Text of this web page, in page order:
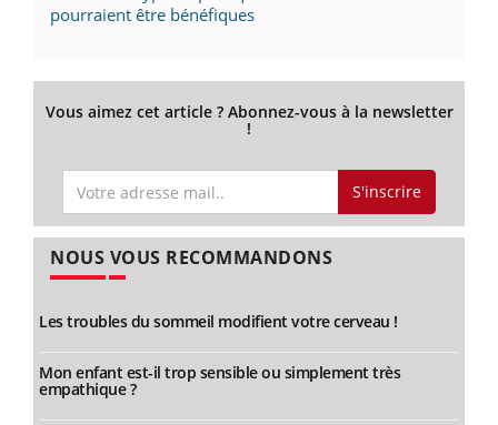
pourraient être bénéfiques
Vous aimez cet article ? Abonnez-vous à la newsletter
!
S'inscrire
NOUS VOUS RECOMMANDONS
Les troubles du sommeil modifient votre cerveau !
Mon enfant est-il trop sensible ou simplement très
empathique ?